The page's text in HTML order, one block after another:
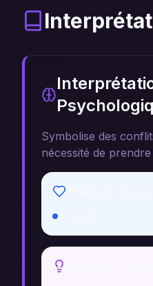
Symbolise des
nécessité de